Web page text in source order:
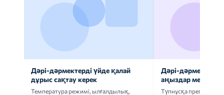
Дәрі-дәрмектерді үйде қалай
дұрыс сақтау керек
Температура режимі, ылғалдылық,
Дәрі-дәрмек
аңыздар мен
Түпнұсқа